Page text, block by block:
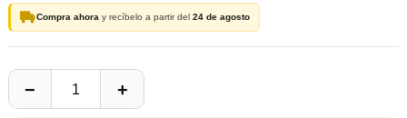
Compra ahora y recíbelo a partir del 24 de agosto